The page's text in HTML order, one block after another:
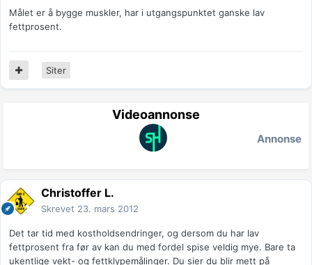
Målet er å bygge muskler, har i utgangspunktet ganske lav
fettprosent.
Siter
Videoannonse
Annonse
Christoffer L.
Skrevet 23. mars 2012
Det tar tid med kostholdsendringer, og dersom du har lav
fettprosent fra før av kan du med fordel spise veldig mye. Bare ta
ukentlige vekt- og fettklypemålinger. Du sier du blir mett på